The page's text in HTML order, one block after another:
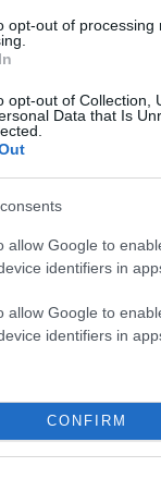
opt-out of
opt-out of Collection,
Data that Is
allow Google to
identifiers in
allow Google to
identifiers in
CONFIRM
όλη
της